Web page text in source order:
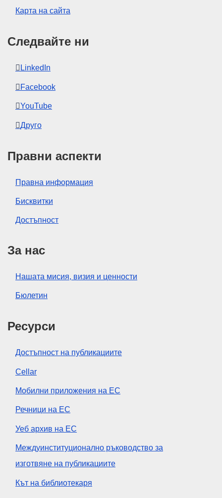
Карта на сайта
Следвайте ни
LinkedIn
Facebook
YouTube
Друго
Правни аспекти
Правна информация
Бисквитки
Достъпност
За нас
Нашата мисия, визия и ценности
Бюлетин
Ресурси
Достъпност на публикациите
Cellar
Мобилни приложения на ЕС
Речници на ЕС
Уеб архив на ЕС
Междуинституционално ръководство за
изготвяне на публикациите
Кът на библиотекаря